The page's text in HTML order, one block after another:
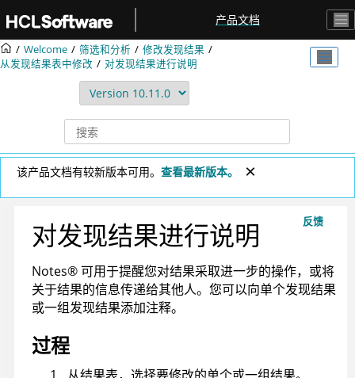
产品文档
Welcome 筛选和分析
修改发现结果
从发现结果表中修改
对发现结果进行说明
该产品文档有较新版本可用。 查看最新版本。
反馈
对发现结果进行说明
Notes®可用于提醒您对结果采取进一步的操作，或将
关于结果的信息传递给其他人。您可以向单个发现结果
或一组发现结果添加注释。
过程